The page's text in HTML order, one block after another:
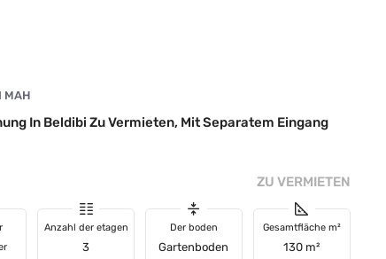
MAH
In Beldibi Zu Vermieten, Mit Separatem Eingang
ZU VERMIETEN
Anzahl der etagen
3
Der boden
Gartenboden
Gesamtfläche m²
130 m²